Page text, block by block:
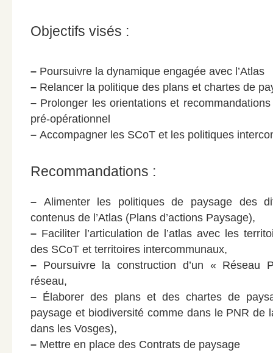
Objectifs visés :
– Poursuivre la dynamique engagée avec l’Atlas
– Relancer la politique des plans et chartes de
– Prolonger les orientations et
pré-opérationnel
– Accompagner les SCoT et les politiques
Recommandations :
– Alimenter les politiques de paysage des
contenus de l’Atlas (Plans d’actions Paysage),
– Faciliter l’articulation de l’atlas avec les
des SCoT et territoires intercommunaux,
– Poursuivre la construction d’un « Réseau
réseau,
– Élaborer des plans et des chartes de
paysage et biodiversité comme dans le PNR de
dans les Vosges),
– Mettre en place des Contrats de paysage